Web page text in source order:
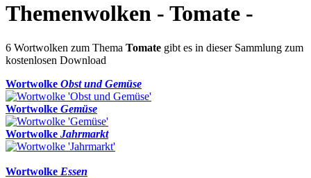
Themenwolken - Tomate -
6 Wortwolken zum Thema Tomate gibt es in dieser Sammlung zum
kostenlosen Download
Wortwolke Obst und Gemüse
Wortwolke Gemüse
Wortwolke Jahrmarkt
Wortwolke Essen